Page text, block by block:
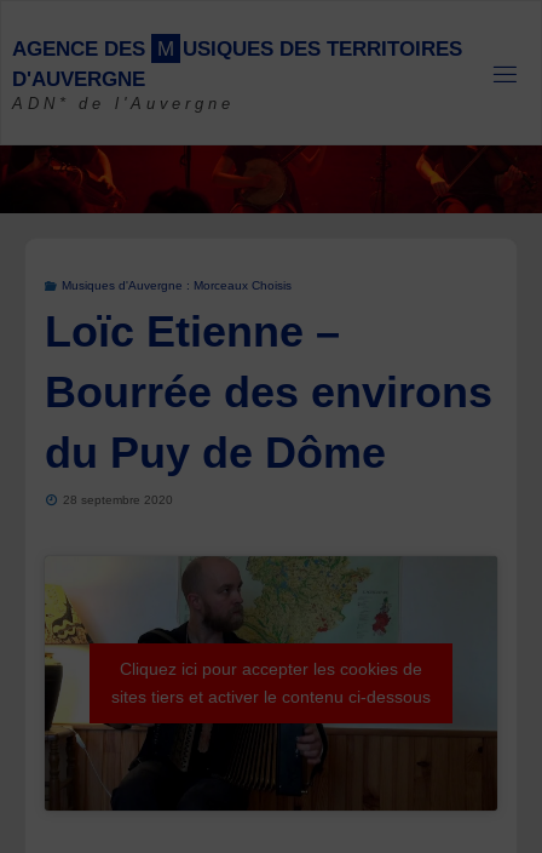
content
AGENCE DES M USIQUES DES TERRITOIRES
D'AUVERGNE
ADN* de l'Auvergne
Musiques d'Auvergne : Morceaux Choisis
Loïc Etienne –
Bourrée des environs
du Puy de Dôme
28 septembre 2020
Cliquez ici pour accepter les cookies de
sites tiers et activer le contenu ci-dessous